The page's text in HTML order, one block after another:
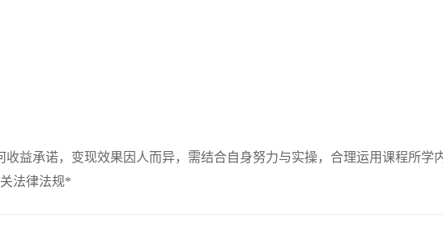
益承诺，变现效果因人而异，需结合自身努力与实操，合理运用课程所学
法律法规*